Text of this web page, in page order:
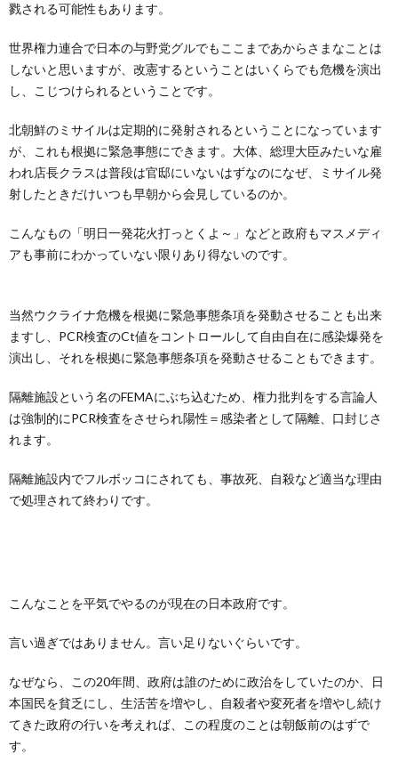
戮される可能性もあります。
世界権力連合で日本の与野党グルでもここまであからさまなことは
しないと思いますが、改憲するということはいくらでも危機を演出
し、こじつけられるということです。
北朝鮮のミサイルは定期的に発射されるということになっています
が、これも根拠に緊急事態にできます。大体、総理大臣みたいな雇
われ店長クラスは普段は官邸にいないはずなのになぜ、ミサイル発
射したときだけいつも早朝から会見しているのか。
こんなもの「明日一発花火打っとくよ～」などと政府もマスメディ
アも事前にわかっていない限りあり得ないのです。
当然ウクライナ危機を根拠に緊急事態条項を発動させることも出来
ますし、PCR検査のCt値をコントロールして自由自在に感染爆発を
演出し、それを根拠に緊急事態条項を発動させることもできます。
隔離施設という名のFEMAにぶち込むため、権力批判をする言論人
は強制的にPCR検査をさせられ陽性＝感染者として隔離、口封じさ
れます。
隔離施設内でフルボッコにされても、事故死、自殺など適当な理由
で処理されて終わりです。
こんなことを平気でやるのが現在の日本政府です。
言い過ぎではありません。言い足りないぐらいです。
なぜなら、この20年間、政府は誰のために政治をしていたのか、日
本国民を貧乏にし、生活苦を増やし、自殺者や変死者を増やし続け
てきた政府の行いを考えれば、この程度のことは朝飯前のはずで
す。